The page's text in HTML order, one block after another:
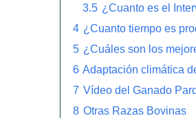
3.5 ¿Cuanto es el
4 ¿Cuanto tiempo es
5 ¿Cuáles son los
6 Adaptación climática
7 Vídeo del Ganado
8 Otras Razas Bovinas